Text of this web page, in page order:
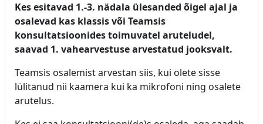
Kes esitavad 1.-3. nädala ülesanded õigel ajal ja
osalevad kas klassis või Teamsis
konsultatsioonides toimuvatel aruteludel,
saavad 1. vahearvestuse arvestatud jooksvalt.
Teamsis osalemist arvestan siis, kui olete sisse
lülitanud nii kaamera kui ka mikrofoni ning osalete
arutelus.